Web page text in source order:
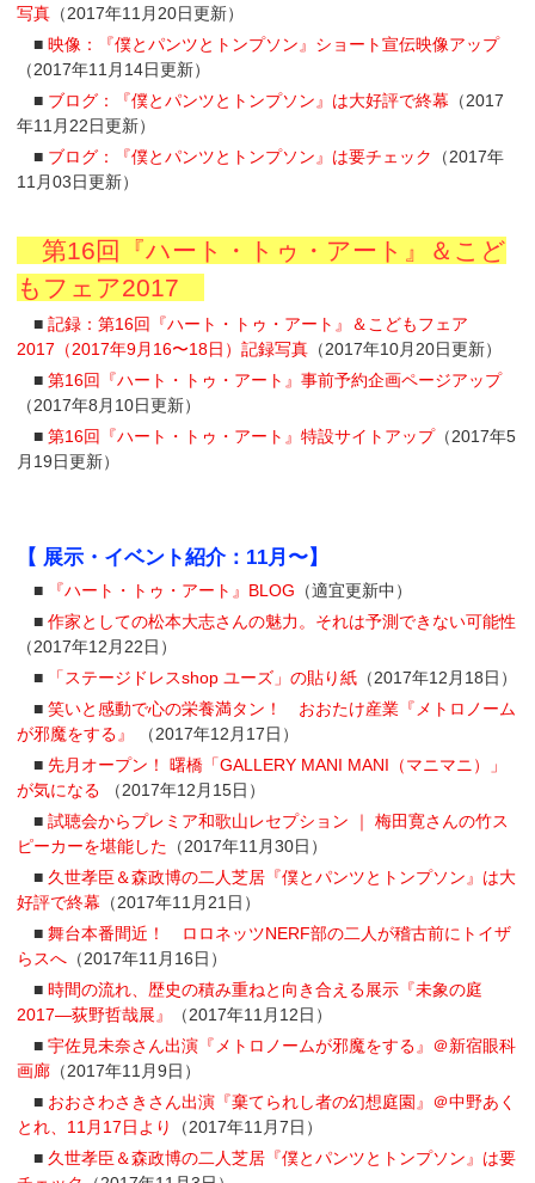
写真 （2017年11月20日更新）
■映像：『僕とパンツとトンプソン』ショート宣伝映像アップ
（2017年11月14日更新）
■ ブログ：『僕とパンツとトンプソン』は大好評で終幕 （2017
年11月22日更新）
■ ブログ：『僕とパンツとトンプソン』は要チェック
（2017年
11月03日更新）
第16回『ハート・トゥ・アート』＆こど
もフェア2017
■記録：第16回『ハート・トゥ・アート』＆こどもフェア
2017（2017年9月16〜18日）記録写真 （2017年10月20日更新）
■第16回『ハート・トゥ・アート』事前予約企画ページアップ
（2017年8月10日更新）
■第16回『ハート・トゥ・アート』特設サイトアップ（2017年5
月19日更新）
【 展示・イベント紹介：11月〜】
■ 『ハート・トゥ・アート』BLOG （適宜更新中）
■作家としての松本大志さんの魅力。それは予測できない可能性
（2017年12月22日）
■
「ステージドレスshop ユーズ」の貼り紙 （2017年12月18日）
■笑いと感動で心の栄養満タン！ おおたけ産業『メトロノーム
が邪魔をする』
（2017年12月17日）
■先月オープン！ 曙橋「GALLERY MANI MANI（マニマニ）」
が気になる
（2017年12月15日）
■試聴会からプレミア和歌山レセプション ｜ 梅田寛さんの竹ス
ピーカーを堪能した （2017年11月30日）
■ 久世孝臣＆森政博の二人芝居『僕とパンツとトンプソン』は大
好評で終幕 （2017年11月21日）
■舞台本番間近！ ロロネッツNERF部の二人が稽古前にトイザ
らスへ （2017年11月16日）
■時間の流れ、歴史の積み重ねと向き合える展示『未象の庭
2017―荻野哲哉展』
（2017年11月12日）
■宇佐見未奈さん出演『メトロノームが邪魔をする』＠新宿眼科
画廊 （2017年11月9日）
■ おおさわさきさん出演『棄てられし者の幻想庭園』＠中野あく
とれ、11月17日より
（2017年11月7日）
■ 久世孝臣＆森政博の二人芝居『僕とパンツとトンプソン』は要